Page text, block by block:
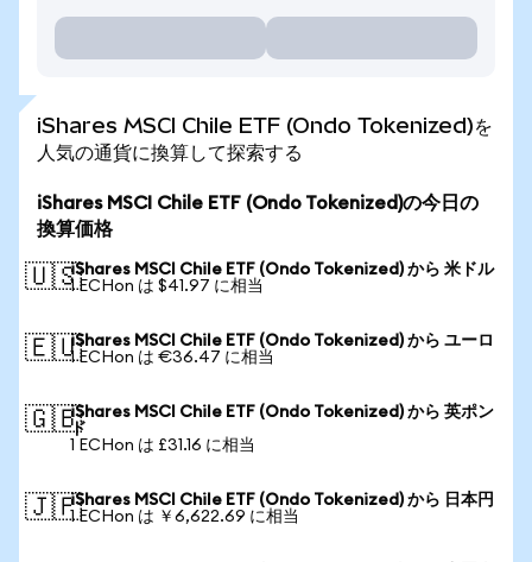
iShares MSCI Chile ETF (Ondo Tokenized)を
人気の通貨に換算して探索する
iShares MSCI Chile ETF (Ondo Tokenized)の今日の
換算価格
🇺🇸iShares MSCI Chile ETF (Ondo Tokenized) から 米ドル
1 ECHon は $41.97 に相当
🇪🇺iShares MSCI Chile ETF (Ondo Tokenized) から ユーロ
1 ECHon は €36.47 に相当
🇬🇧iShares MSCI Chile ETF (Ondo Tokenized) から 英ポン
ド
1 ECHon は £31.16 に相当
🇯🇵iShares MSCI Chile ETF (Ondo Tokenized) から 日本円
1 ECHon は ￥6,622.69 に相当